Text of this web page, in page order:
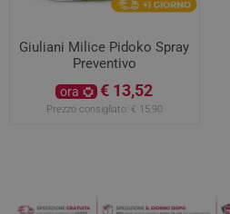
Giuliani Milice Pidoko Spray
Preventivo
ora € 13,52
Prezzo consigliato: € 15,90